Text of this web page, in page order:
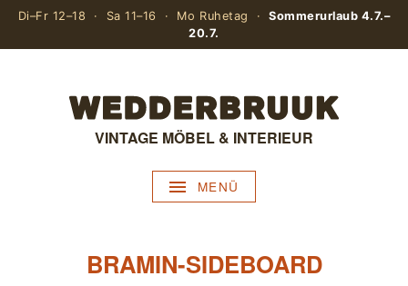
Di–Fr 12–18 · Sa 11–16 · Mo Ruhetag ·Sommerurlaub 4.7.–
20.7.
VINTAGE MÖBEL & INTERIEUR
MENÜ
BRAMIN-SIDEBOARD